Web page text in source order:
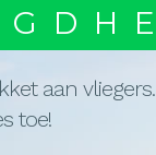
aan vliegers.
toe!